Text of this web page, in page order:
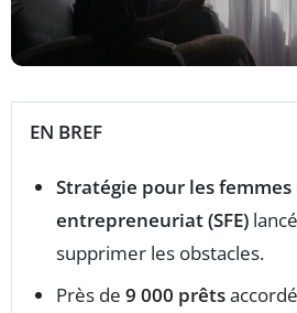
EN BREF
Stratégie pour les femmes
entrepreneuriat (SFE)
supprimer les obstacles.
Près de 9 000 prêts